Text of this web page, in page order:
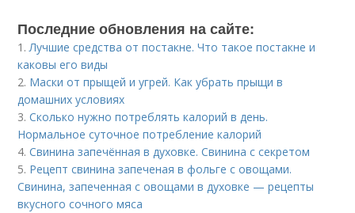
Последние обновления на сайте:
1.Лучшие средства от постакне. Что такое постакне и
каковы его виды
2. Маски от прыщей и угрей. Как убрать прыщи в
домашних условиях
3.Сколько нужно потреблять калорий в день.
Нормальное суточное потребление калорий
4.Свинина запечённая в духовке. Свинина с секретом
5. Рецепт свинина запеченая в фольге с овощами.
Свинина, запеченная с овощами в духовке — рецепты
вкусного сочного мяса